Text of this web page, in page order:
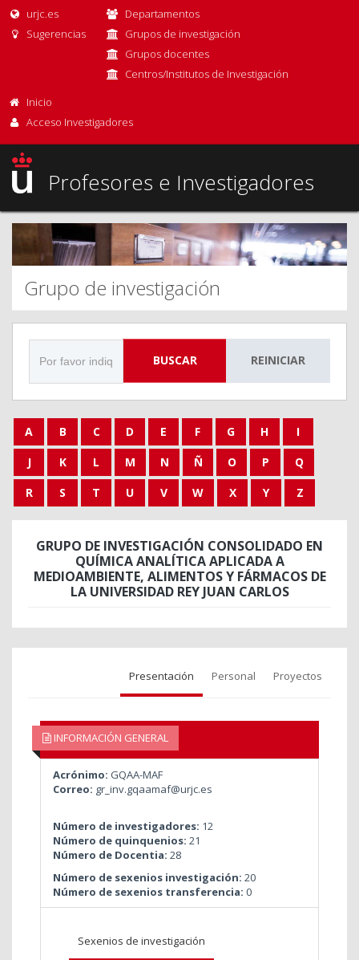
urjc.es
Sugerencias
Departamentos
Grupos de investigación
Grupos docentes
Centros/Institutos de Investigación
Inicio
Acceso Investigadores
Profesores e Investigadores
Grupo de investigación
BUSCAR REINICIAR
A B C D E F G H
I
J
K L M N Ñ O P
Q
R
S T U V W X Y Z
GRUPO DE INVESTIGACIÓN CONSOLIDADO EN
QUÍMICA ANALÍTICA APLICADA A
MEDIOAMBIENTE, ALIMENTOS Y FÁRMACOS DE
LA UNIVERSIDAD REY JUAN CARLOS
Presentación Personal Proyectos
INFORMACIÓN GENERAL
Acrónimo: GQAA-MAF
Correo: gr_inv.gqaamaf@urjc.es
Número de investigadores: 12
Número de quinquenios: 21
Número de Docentia: 28
Número de sexenios investigación: 20
Número de sexenios transferencia: 0
Sexenios de investigación